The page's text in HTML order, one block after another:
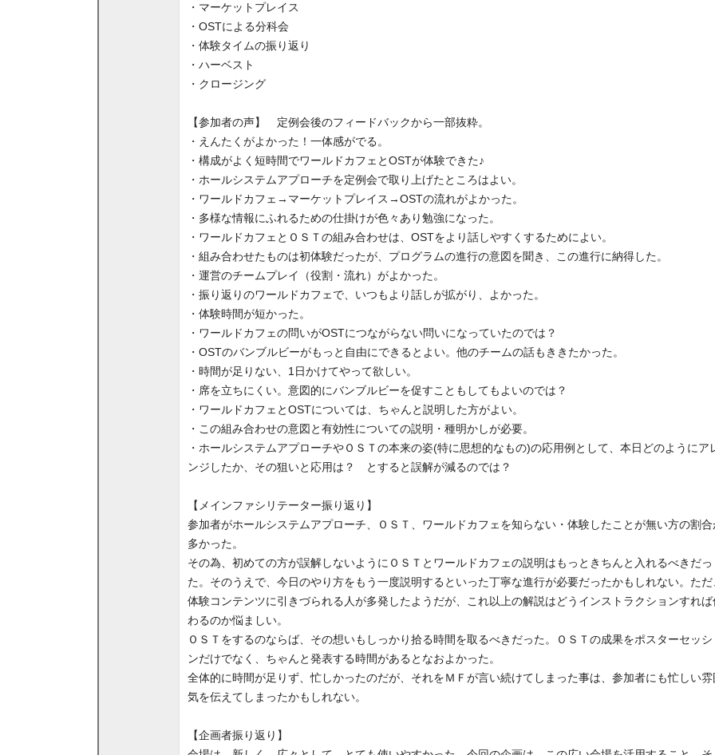
・マーケットプレイス
・OSTによる分科会
・体験タイムの振り返り
・ハーベスト
・クロージング
【参加者の声】 定例会後のフィードバックから一部抜粋。
・えんたくがよかった！一体感がでる。
・構成がよく短時間でワールドカフェとOSTが体験できた♪
・ホールシステムアプローチを定例会で取り上げたところはよい。
・ワールドカフェ→マーケットプレイス→OSTの流れがよかった。
・多様な情報にふれるための仕掛けが色々あり勉強になった。
・ワールドカフェとＯＳＴの組み合わせは、OSTをより話しやすくするためによい。
・組み合わせたものは初体験だったが、プログラムの進行の意図を聞き、この進行に納得した。
・運営のチームプレイ（役割・流れ）がよかった。
・振り返りのワールドカフェで、いつもより話しが拡がり、よかった。
・体験時間が短かった。
・ワールドカフェの問いがOSTにつながらない問いになっていたのでは？
・OSTのバンブルビーがもっと自由にできるとよい。他のチームの話もききたかった。
・時間が足りない、1日かけてやって欲しい。
・席を立ちにくい。意図的にバンブルビーを促すこともしてもよいのでは？
・ワールドカフェとOSTについては、ちゃんと説明した方がよい。
・この組み合わせの意図と有効性についての説明・種明かしが必要。
・ホールシステムアプローチやＯＳＴの本来の姿(特に思想的なもの)の応用例として、本日どのようにア
ンジしたか、その狙いと応用は？ とすると誤解が減るのでは？
【メインファシリテーター振り返り】
参加者がホールシステムアプローチ、ＯＳＴ、ワールドカフェを知らない・体験したことが無い方の割合
多かった。
その為、初めての方が誤解しないようにＯＳＴとワールドカフェの説明はもっときちんと入れるべきだっ
た。そのうえで、今日のやり方をもう一度説明するといった丁寧な進行が必要だったかもしれない。ただ
体験コンテンツに引きづられる人が多発したようだが、これ以上の解説はどうインストラクションすれば
わるのか悩ましい。
ＯＳＴをするのならば、その想いもしっかり拾る時間を取るべきだった。ＯＳＴの成果をポスターセッシ
ンだけでなく、ちゃんと発表する時間があるとなおよかった。
全体的に時間が足りず、忙しかったのだが、それをＭＦが言い続けてしまった事は、参加者にも忙しい雰
気を伝えてしまったかもしれない。
【企画者振り返り】